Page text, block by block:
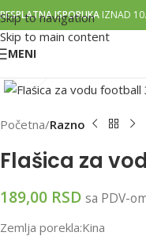
Skip to navigation
Skip to main content
BESPLATNA ISPORUKA IZNAD
MENI
Početna Razno
Flašica za
189,00 RSD sa PDV-
Zemlja porekla:Kina